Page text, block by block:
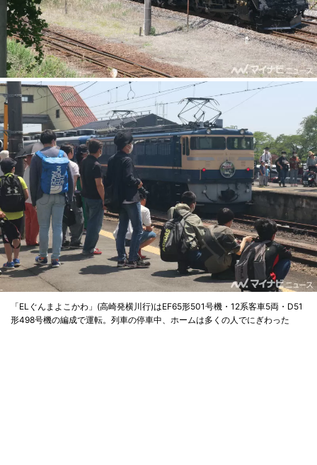
「ELぐんまよこかわ」(高崎発横川行)はEF65形501号機・12系客車5両・D51
形498号機の編成で運転。列車の停車中、ホームは多くの人でにぎわった